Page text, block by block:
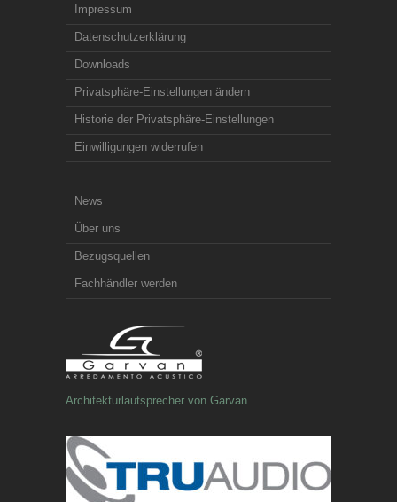
Impressum
Datenschutzerklärung
Downloads
Privatsphäre-Einstellungen ändern
Historie der Privatsphäre-Einstellungen
Einwilligungen widerrufen
News
Über uns
Bezugsquellen
Fachhändler werden
Architekturlautsprecher von Garvan